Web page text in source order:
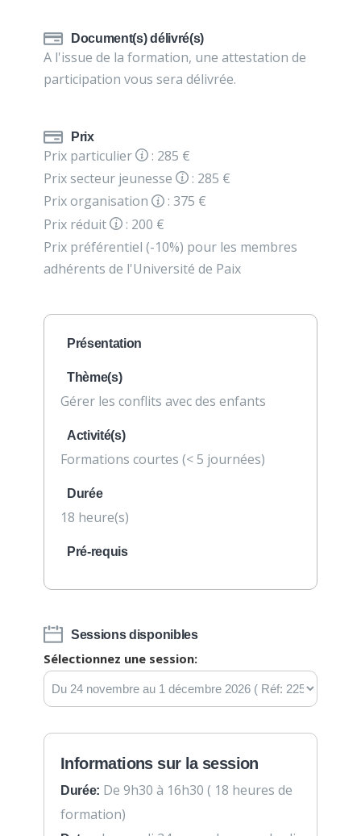
Document(s) délivré(s)
A l'issue de la formation, une attestation de
participation vous sera délivrée.
Prix
Prix particulier
: 285 €
Prix secteur jeunesse
: 285 €
Prix organisation
: 375 €
Prix réduit
: 200 €
Prix préférentiel (-10%) pour les membres
adhérents de l'Université de Paix
Présentation
Thème(s)
Gérer les conflits avec des enfants
Activité(s)
Formations courtes (< 5 journées)
Durée
18 heure(s)
Pré-requis
Sessions disponibles
Sélectionnez une session:
Informations sur la session
Durée: De 9h30 à 16h30 ( 18 heures de
formation)